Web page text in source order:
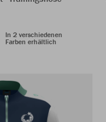
In 2 verschiedenen
Farben erhältlich